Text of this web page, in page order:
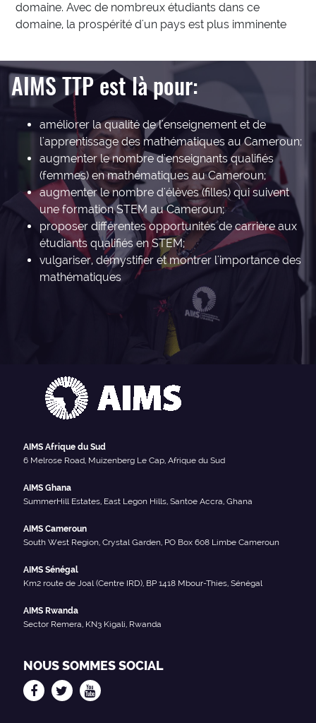
domaine. Avec de nombreux étudiants dans ce
domaine, la prospérité d'un pays est plus imminente
AIMS TTP est là pour:
améliorer la qualité de l'enseignement et de
l'apprentissage des mathématiques au Cameroun;
augmenter le nombre d'enseignants qualifiés
(femmes) en mathématiques au Cameroun;
augmenter le nombre d'élèves (filles) qui suivent
une formation STEM au Cameroun;
proposer différentes opportunités de carrière aux
étudiants qualifiés en STEM;
vulgariser, démystifier et montrer l'importance des
mathématiques
AIMS Afrique du Sud
6 Melrose Road, Muizenberg Le Cap, Afrique du Sud
AIMS Ghana
SummerHill Estates, East Legon Hills, Santoe Accra, Ghana
AIMS Cameroun
South West Region, Crystal Garden, PO Box 608 Limbe Cameroun
AIMS Sénégal
Km2 route de Joal (Centre IRD), BP 1418 Mbour-Thies, Sénégal
AIMS Rwanda
Sector Remera, KN3 Kigali, Rwanda
NOUS SOMMES SOCIAL